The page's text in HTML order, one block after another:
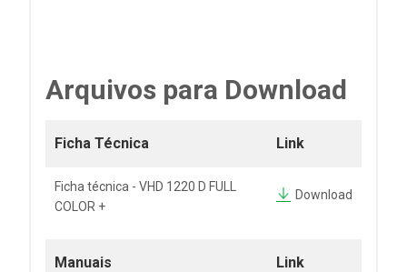
Arquivos para Download
Ficha Técnica Link
Ficha técnica - VHD 1220 D FULL
COLOR +
Download
Manuais Link